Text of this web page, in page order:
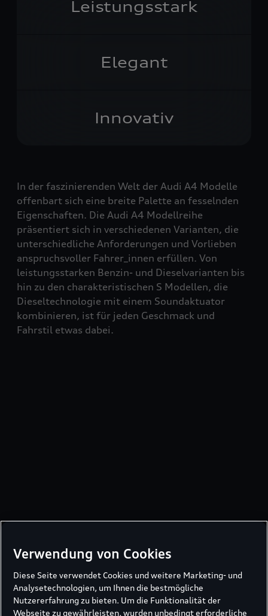
Leistungsstark
Elegant
Innovativ
In der faszinierenden Welt der Audi A4 Modelle
offenbart sich eine breite Palette an fesselnden
Eigenschaften. Die Audi A4 Modellreihe
präsentiert sich in verschiedenen Varianten, die
unterschiedliche Anforderungen und Vorlieben
anspruchsvoller Fahrer_innen erfüllen. Von
leistungsstarken Benzin- und Dieselvarianten bis
hin zu den charakteristischen S Modellen, die
Dieseltechnologie mit einem Soundaktuator
kombinieren, ist für jeden Geschmack und
Fahrstil etwas dabei.
Verwendung von Cookies
Diese Seite verwendet Cookies und weitere Marketing- und
Analysetechnologien, um Ihnen die bestmögliche
Nutzererfahrung zu bieten. Um die Funktionalität der
Webseite zu gewährleisten, wurden unbedingt erforderliche